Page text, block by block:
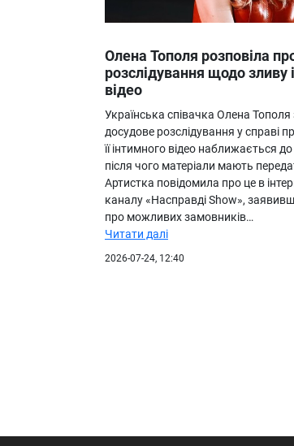
Про нас
Олена Тополя розповіла
розслідування щодо зливу
відео
Українська співачка Олена
досудове розслідування у справі
її інтимного відео наближається
після чого матеріали мають
Артистка повідомила про це в
каналу «Насправді Show»,
про можливих замовників…
Читати далі
2026-07-24, 12:40